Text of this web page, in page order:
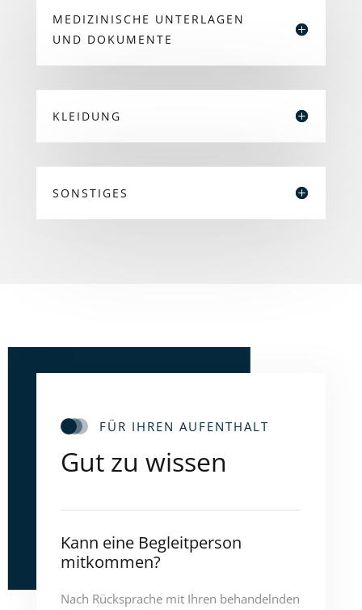
MEDIZINISCHE UNTERLAGEN
UND DOKUMENTE
KLEIDUNG
SONSTIGES
FÜR IHREN AUFENTHALT
Gut zu wissen
Kann eine Begleitperson
mitkommen?
Nach Rücksprache mit Ihren behandelnden